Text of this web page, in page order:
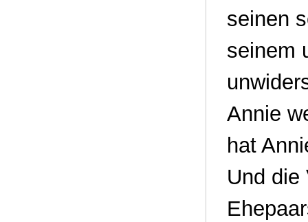
seinen
seinem
Annie
hat
Und die